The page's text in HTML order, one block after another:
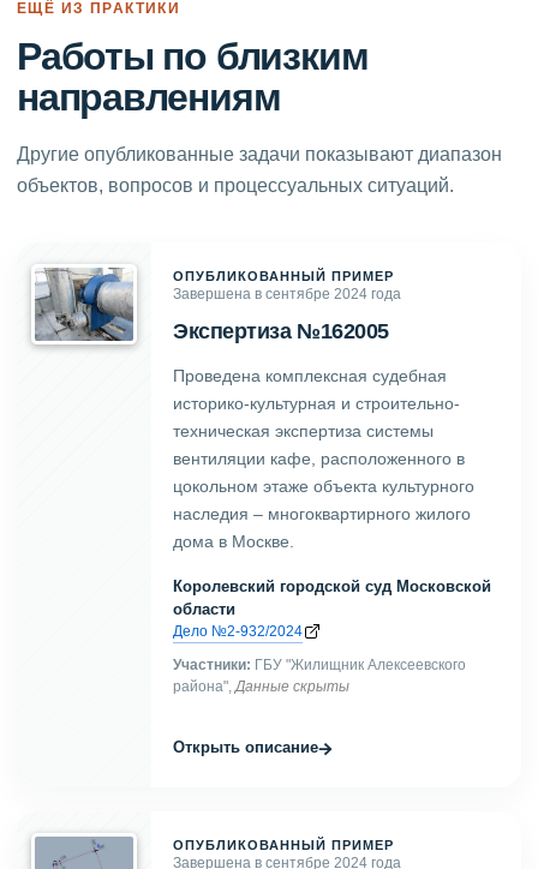
ЕЩЁ ИЗ ПРАКТИКИ
Работы по близким
направлениям
Другие опубликованные задачи показывают диапазон
объектов, вопросов и процессуальных ситуаций.
ОПУБЛИКОВАННЫЙ ПРИМЕР
Завершена в сентябре 2024 года
Экспертиза №162005
Проведена комплексная судебная
историко-культурная и строительно-
техническая экспертиза системы
вентиляции кафе, расположенного в
цокольном этаже объекта культурного
наследия – многоквартирного жилого
дома в Москве.
Королевский городской суд Московской
области
Дело №2-932/2024
Участники: ГБУ "Жилищник Алексеевского
района", Данные скрыты
Открыть описание→
ОПУБЛИКОВАННЫЙ ПРИМЕР
Завершена в сентябре 2024 года